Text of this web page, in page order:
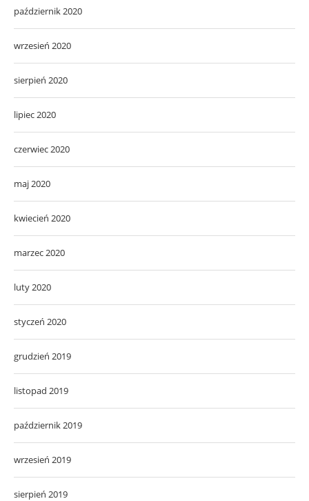
październik 2020
wrzesień 2020
sierpień 2020
lipiec 2020
czerwiec 2020
maj 2020
kwiecień 2020
marzec 2020
luty 2020
styczeń 2020
grudzień 2019
listopad 2019
październik 2019
wrzesień 2019
sierpień 2019